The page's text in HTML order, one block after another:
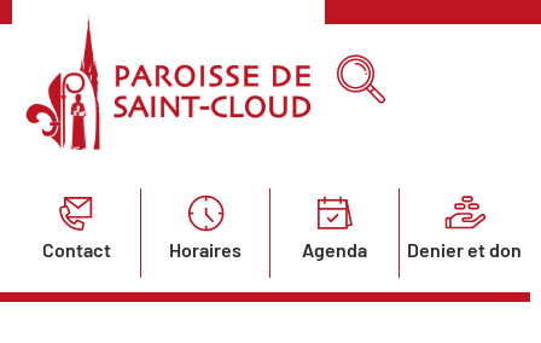
Contact Horaires Agenda Denier et don